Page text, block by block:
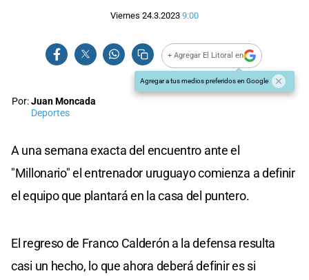
Viernes 24.3.2023 9:00
+ Agregar El Litoral en
Agregar a tus medios preferidos en Google
Por:Juan Moncada
Deportes
A una semana exacta del encuentro ante el
"Millonario" el entrenador uruguayo comienza a definir
el equipo que plantará en la casa del puntero.
El regreso de Franco Calderón a la defensa resulta
casi un hecho, lo que ahora deberá definir es si